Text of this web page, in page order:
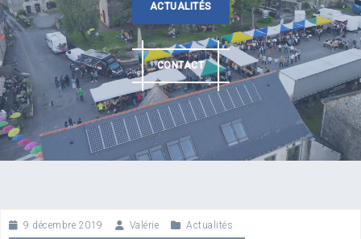
ACTUALITÉS
CONTACT
9 décembre 2019 Valérie Actualités